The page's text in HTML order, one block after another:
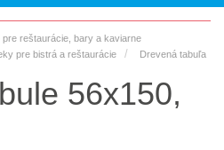
pre reštaurácie, bary a kaviarne
pre bistrá a reštaurácie
Drevená tabuľa
56x150,